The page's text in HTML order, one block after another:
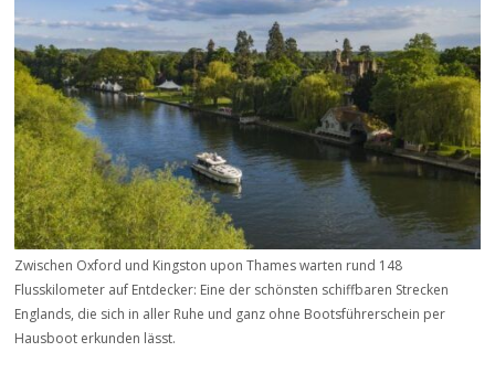
Zwischen Oxford und Kingston upon Thames warten rund 148
Flusskilometer auf Entdecker: Eine der schönsten schiffbaren Strecken
Englands, die sich in aller Ruhe und ganz ohne Bootsführerschein per
Hausboot erkunden lässt.